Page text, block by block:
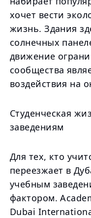
хочет вести
жизнь. Здания
солнечных
движение
сообщества
воздействия на
Студенческая
заведениям
Для тех, кто
переезжает в
учебным
фактором.
Dubai